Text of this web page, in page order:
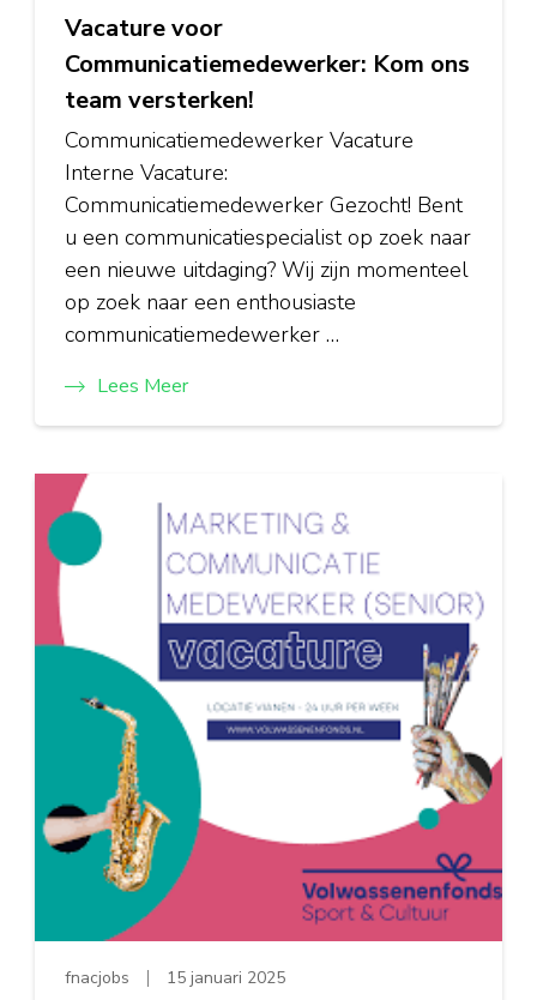
Vacature voor
Communicatiemedewerker: Kom ons
team versterken!
Communicatiemedewerker Vacature
Interne Vacature:
Communicatiemedewerker Gezocht! Bent
u een communicatiespecialist op zoek naar
een nieuwe uitdaging? Wij zijn momenteel
op zoek naar een enthousiaste
communicatiemedewerker …
Lees Meer
fnacjobs 15 januari 2025